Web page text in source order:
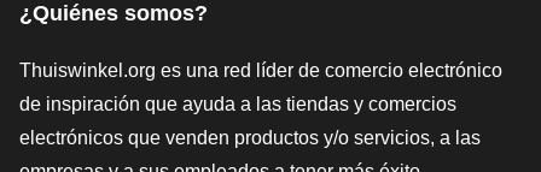
¿Quiénes somos?
Thuiswinkel.org es una red líder de comercio electrónico
de inspiración que ayuda a las tiendas y comercios
electrónicos que venden productos y/o servicios, a las